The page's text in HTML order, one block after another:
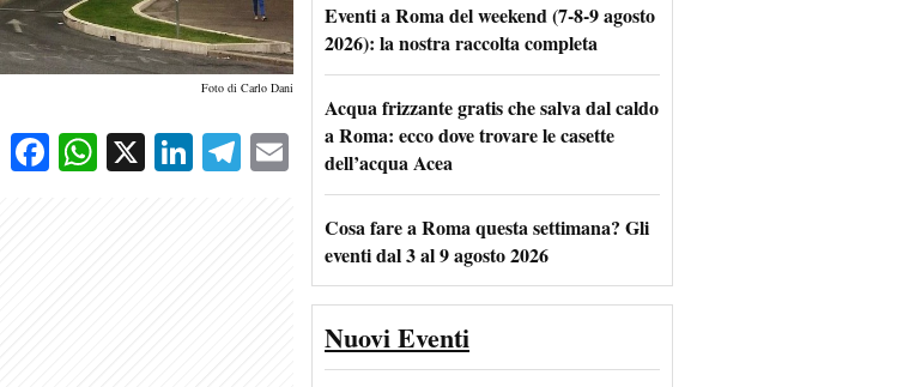
Foto di Carlo Dani
Facebook
WhatsApp
X LinkedIn
Telegram
Email
Eventi a Roma del weekend (7-8-9 agosto
2026): la nostra raccolta completa
Acqua frizzante gratis che salva dal caldo
a Roma: ecco dove trovare le casette
dell’acqua Acea
Cosa fare a Roma questa settimana? Gli
eventi dal 3 al 9 agosto 2026
Nuovi Eventi